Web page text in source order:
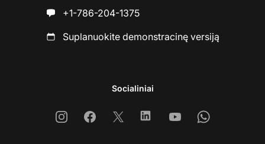
+1-786-204-1375
Suplanuokite demonstracinę versiją
Socialiniai
InstagramFacebook
X LinkedinYoutubeWhatsapp